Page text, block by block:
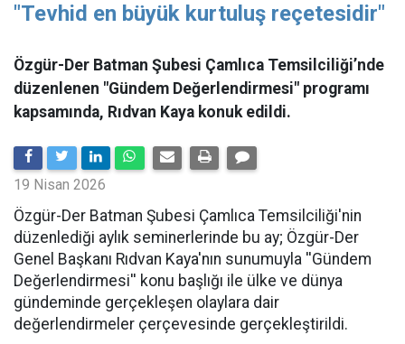
"Tevhid en büyük kurtuluş reçetesidir"
Özgür-Der Batman Şubesi Çamlıca Temsilciliği’nde
düzenlenen "Gündem Değerlendirmesi" programı
kapsamında, Rıdvan Kaya konuk edildi.
19 Nisan 2026
​Özgür-Der Batman Şubesi Çamlıca Temsilciliği'nin
düzenlediği aylık seminerlerinde bu ay; Özgür-Der
Genel Başkanı Rıdvan Kaya'nın sunumuyla ''Gündem
Değerlendirmesi'' konu başlığı ile ülke ve dünya
gündeminde gerçekleşen olaylara dair
değerlendirmeler çerçevesinde gerçekleştirildi.